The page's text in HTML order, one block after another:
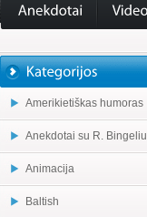
Amerikietiškas humoras
Anekdotai su R. Bingeliu
Animacija
Baltish